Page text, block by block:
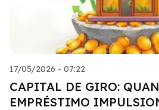
17/05/2026 - 07:22
CAPITAL DE GIRO:
EMPRÉSTIMO